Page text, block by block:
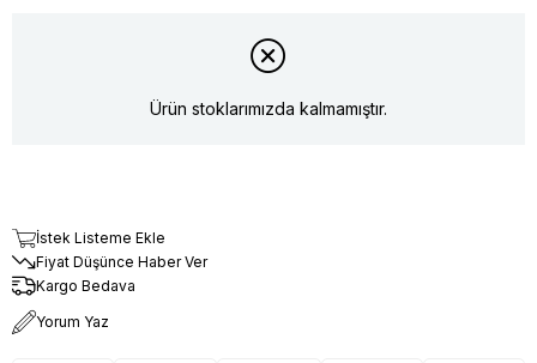
Ürün stoklarımızda kalmamıştır.
İstek Listeme Ekle
Fiyat Düşünce Haber Ver
Kargo Bedava
Yorum Yaz